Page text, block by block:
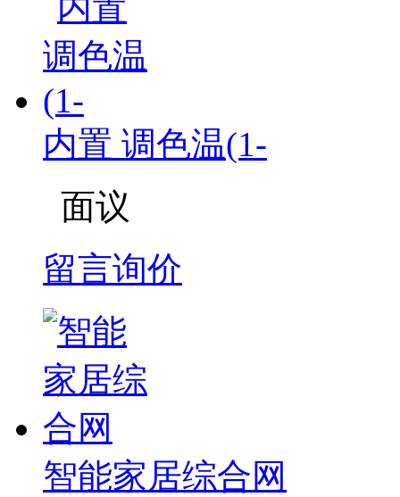
内置 调色温(1-
面议
留言询价
智能家居综合网